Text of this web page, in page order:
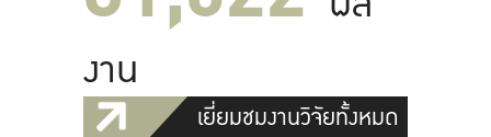
งาน
เยี่ยมชมงานวิจัยทั้งหมด